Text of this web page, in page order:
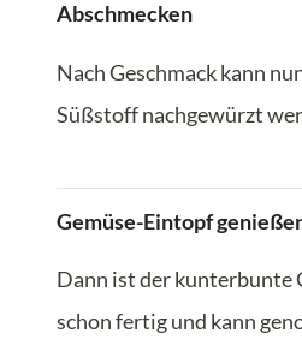
Abschmecken
Nach Geschmack kann
Süßstoff nachgewürzt
Gemüse-Eintopf
Dann ist der kunterbunte
schon fertig und kann